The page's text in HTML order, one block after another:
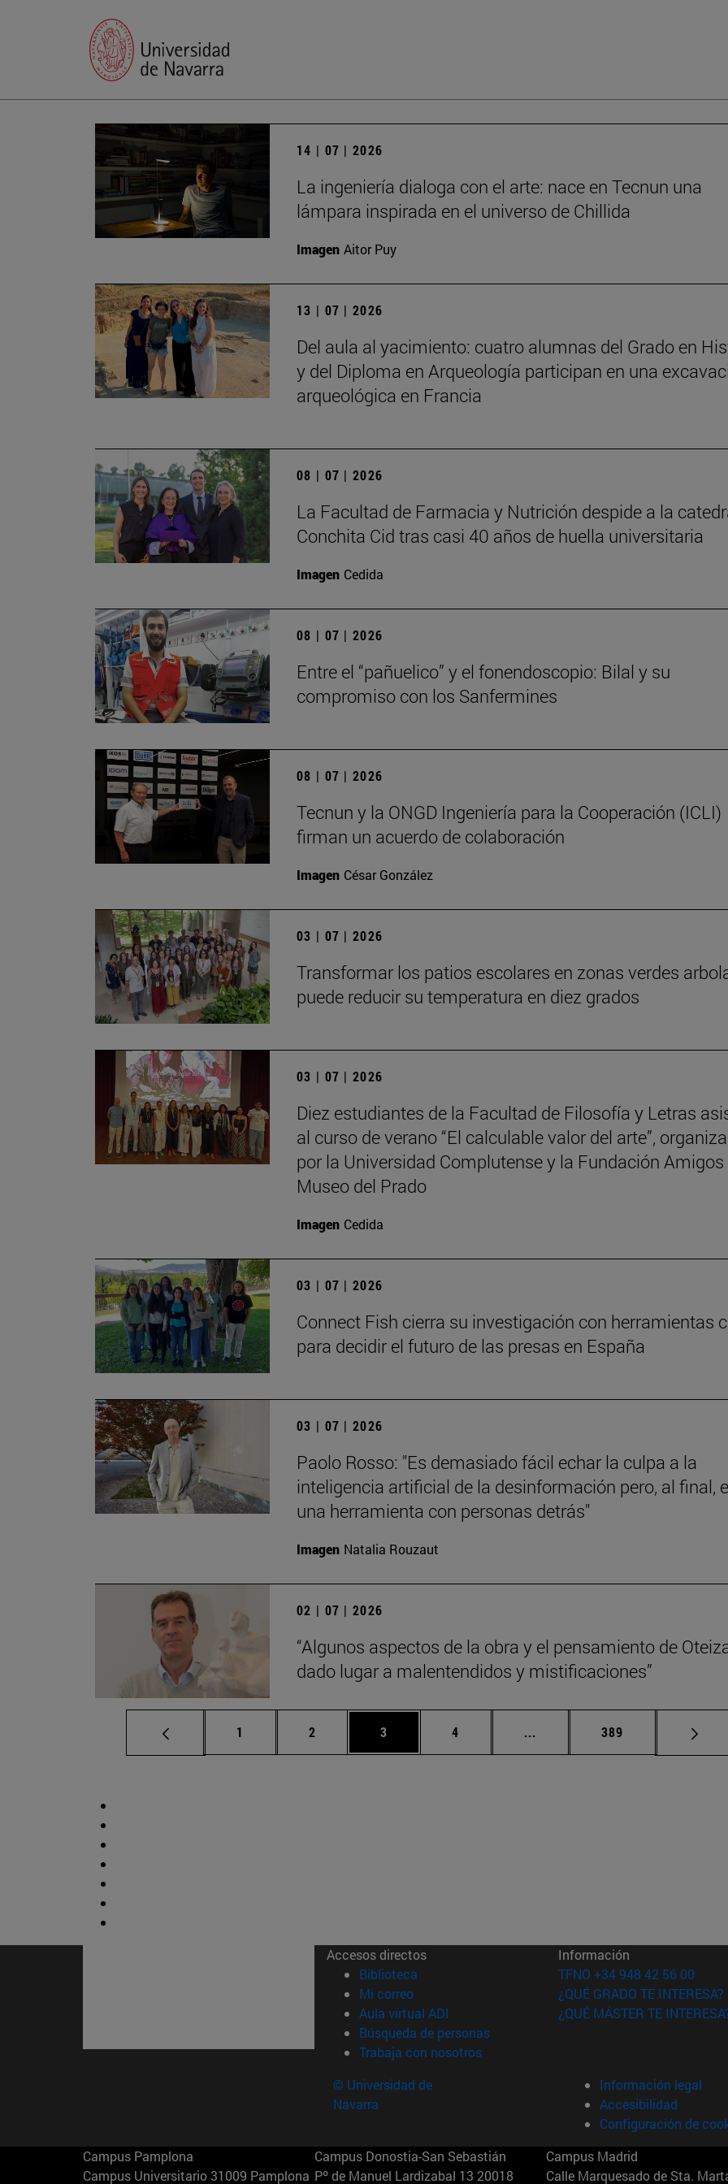
14 | 07 | 2026
La ingeniería dialoga con el arte: nace en Tecnun una
lámpara inspirada en el universo de Chillida
Imagen Aitor Puy
13 | 07 | 2026
Del aula al yacimiento: cuatro alumnas del Grado en
y del Diploma en Arqueología participan en una
arqueológica en Francia
08 | 07 | 2026
La Facultad de Farmacia y Nutrición despide a la
Conchita Cid tras casi 40 años de huella universitaria
Imagen Cedida
08 | 07 | 2026
Entre el “pañuelico” y el fonendoscopio: Bilal y su
compromiso con los Sanfermines
08 | 07 | 2026
Tecnun y la ONGD Ingeniería para la Cooperación (ICLI)
firman un acuerdo de colaboración
Imagen César González
03 | 07 | 2026
Transformar los patios escolares en zonas verdes
puede reducir su temperatura en diez grados
03 | 07 | 2026
Diez estudiantes de la Facultad de Filosofía y Letras
al curso de verano “El calculable valor del arte”,
por la Universidad Complutense y la Fundación Amigos
Museo del Prado
Imagen Cedida
03 | 07 | 2026
Connect Fish cierra su investigación con herramientas
para decidir el futuro de las presas en España
03 | 07 | 2026
Paolo Rosso: "Es demasiado fácil echar la culpa a la
inteligencia artificial de la desinformación pero, al final,
una herramienta con personas detrás"
Imagen Natalia Rouzaut
02 | 07 | 2026
“Algunos aspectos de la obra y el pensamiento de
dado lugar a malentendidos y mistificaciones”
Página
1 Página
2 Página
3 Página
4 ... Páginas intermedias Use TAB
Página
389
Accesos directos
Biblioteca (abre en nueva ventana)
Mi correo(abre en nueva ventana)
Aula virtual ADI (abre en nueva ventana)
Búsqueda de personas(abre en nueva ventana)
Trabaja con nosotros(abre en nueva ventana)
Información
TFNO +34 948 42 56 00
¿QUÉ GRADO TE INTERESA?
¿QUÉ MÁSTER TE
© Universidad de
Navarra
Información legal
Accesibilidad
Configuración de
Campus Pamplona
Campus Universitario 31009 Pamplona
Campus Donostia-San Sebastián
Pº de Manuel Lardizabal 13 20018
Campus Madrid
Calle Marquesado de Sta.